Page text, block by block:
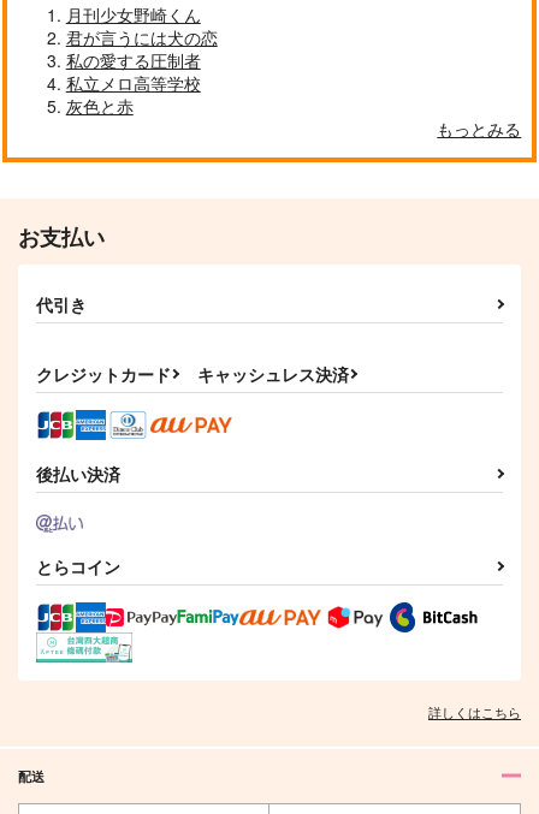
月刊少女野崎くん
君が言うには犬の恋
私の愛する圧制者
私立メロ高等学校
灰色と赤
もっとみる
お支払い
代引き
クレジットカード キャッシュレス決済
後払い決済
とらコイン
詳しくはこちら
配送